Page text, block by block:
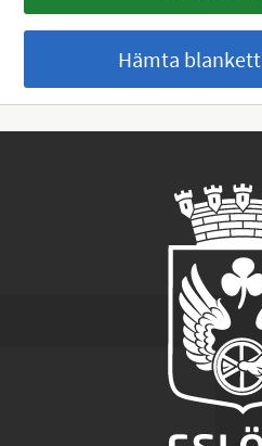
Hämta blankett